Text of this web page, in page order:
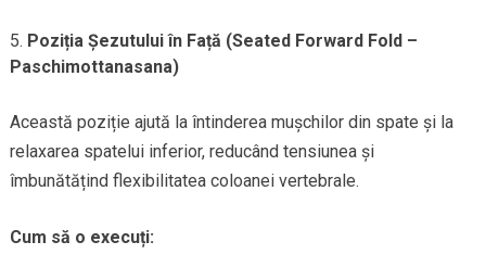
Poziția Șezutului în Față (Seated Forward Fold –
Paschimottanasana)
Această poziție ajută la întinderea mușchilor din spate și la
relaxarea spatelui inferior, reducând tensiunea și
îmbunătățind flexibilitatea coloanei vertebrale.
Cum să o execuți: